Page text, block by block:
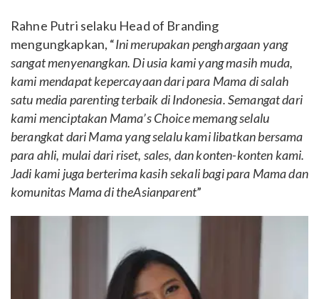
Rahne Putri selaku Head of Branding
mengungkapkan, “Ini merupakan penghargaan yang
sangat menyenangkan. Di usia kami yang masih muda,
kami mendapat kepercayaan dari para Mama di salah
satu media parenting terbaik di Indonesia. Semangat dari
kami menciptakan Mama’s Choice memang selalu
berangkat dari Mama yang selalu kami libatkan bersama
para ahli, mulai dari riset, sales, dan konten-konten kami.
Jadi kami juga berterima kasih sekali bagi para Mama dan
komunitas Mama di theAsianparent”